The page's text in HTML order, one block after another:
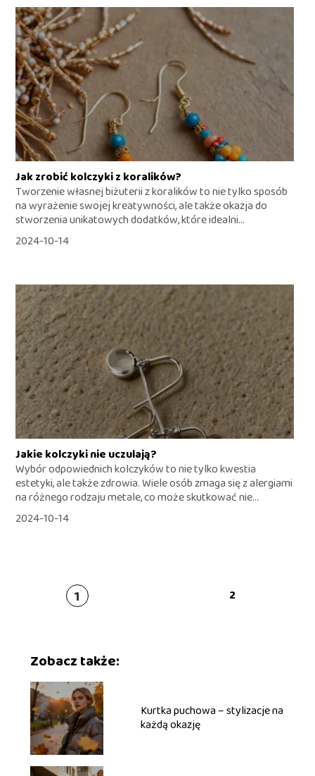
Jak zrobić kolczyki z koralików?
Tworzenie własnej biżuterii z koralików to nie tylko sposób
na wyrażenie swojej kreatywności, ale także okazja do
stworzenia unikatowych dodatków, które idealni...
2024-10-14
Jakie kolczyki nie uczulają?
Wybór odpowiednich kolczyków to nie tylko kwestia
estetyki, ale także zdrowia. Wiele osób zmaga się z alergiami
na różnego rodzaju metale, co może skutkować nie...
2024-10-14
1 2
Zobacz także:
Kurtka puchowa – stylizacje na
każdą okazję